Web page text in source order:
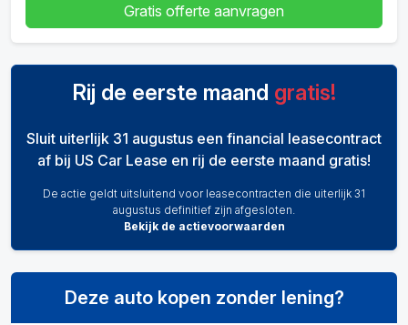
Gratis offerte aanvragen
Rij de eerste maand gratis!
Sluit uiterlijk 31 augustus een financial leasecontract
af bij US Car Lease en rij de eerste maand gratis!
De actie geldt uitsluitend voor leasecontracten die uiterlijk 31
augustus definitief zijn afgesloten.
Bekijk de actievoorwaarden
Deze auto kopen zonder lening?